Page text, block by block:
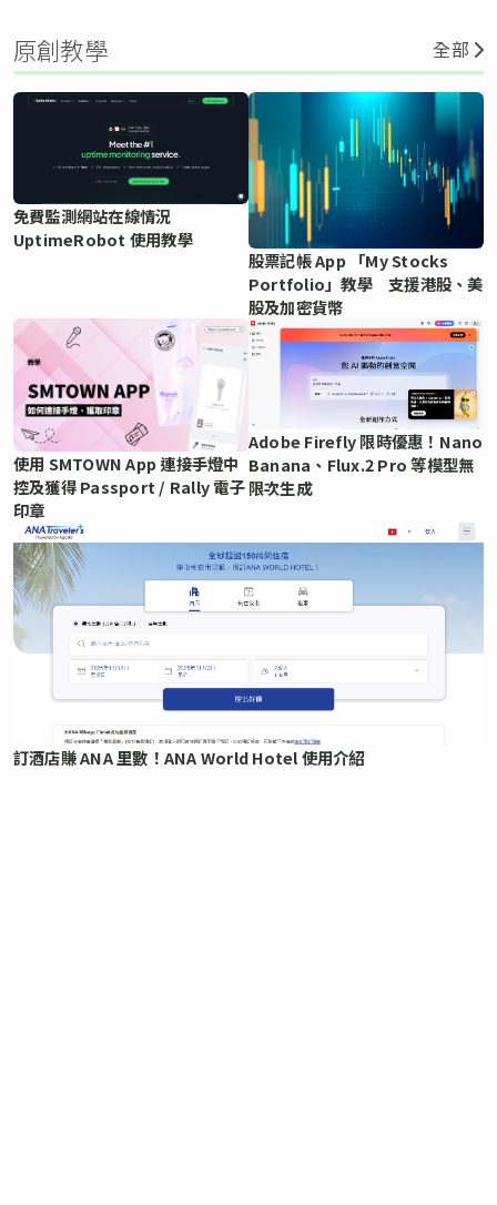
原創教學 全部
免費監測網站在線情況
UptimeRobot 使用教學
股票記帳 App 「My Stocks
Portfolio」教學 支援港股、美
股及加密貨幣
使用 SMTOWN App 連接手燈中
控及獲得 Passport / Rally 電子
印章
Adobe Firefly 限時優惠！Nano
Banana、Flux.2 Pro 等模型無
限次生成
訂酒店賺 ANA 里數！ANA World Hotel 使用介紹